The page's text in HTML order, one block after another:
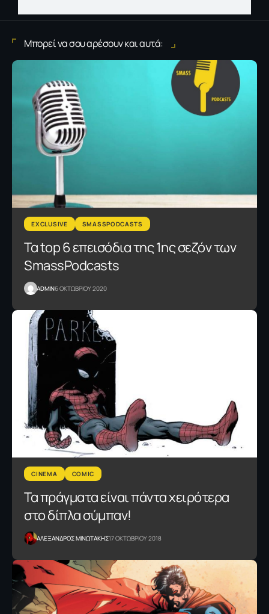
Μπορεί να σου αρέσουν και αυτά:
EXCLUSIVE SMASSPODCASTS
Τα top 6 επεισόδια της 1ης σεζόν των
SmassPodcasts
ADMIN6 ΟΚΤΩΒΡΙΟΥ 2020
CINEMA COMIC
Τα πράγματα είναι πάντα χειρότερα
στο δίπλα σύμπαν!
ΑΛΕΞΑΝΔΡΟΣ ΜΙΝΩΤΑΚΗΣ17 ΟΚΤΩΒΡΙΟΥ 2018